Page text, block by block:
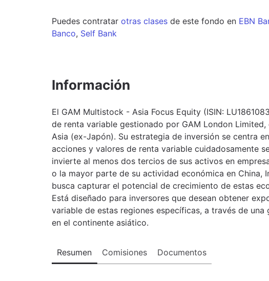
Puedes contratar otras clases de este fondo en EBN
Banco, Self Bank
Información
El GAM Multistock - Asia Focus Equity (ISIN:
de renta variable gestionado por GAM London
Asia (ex-Japón). Su estrategia de inversión se centra
acciones y valores de renta variable cuidadosamente
invierte al menos dos tercios de sus activos en
o la mayor parte de su actividad económica en China,
busca capturar el potencial de crecimiento de estas
Está diseñado para inversores que desean obtener
variable de estas regiones específicas, a través de
en el continente asiático.
Resumen Comisiones Documentos